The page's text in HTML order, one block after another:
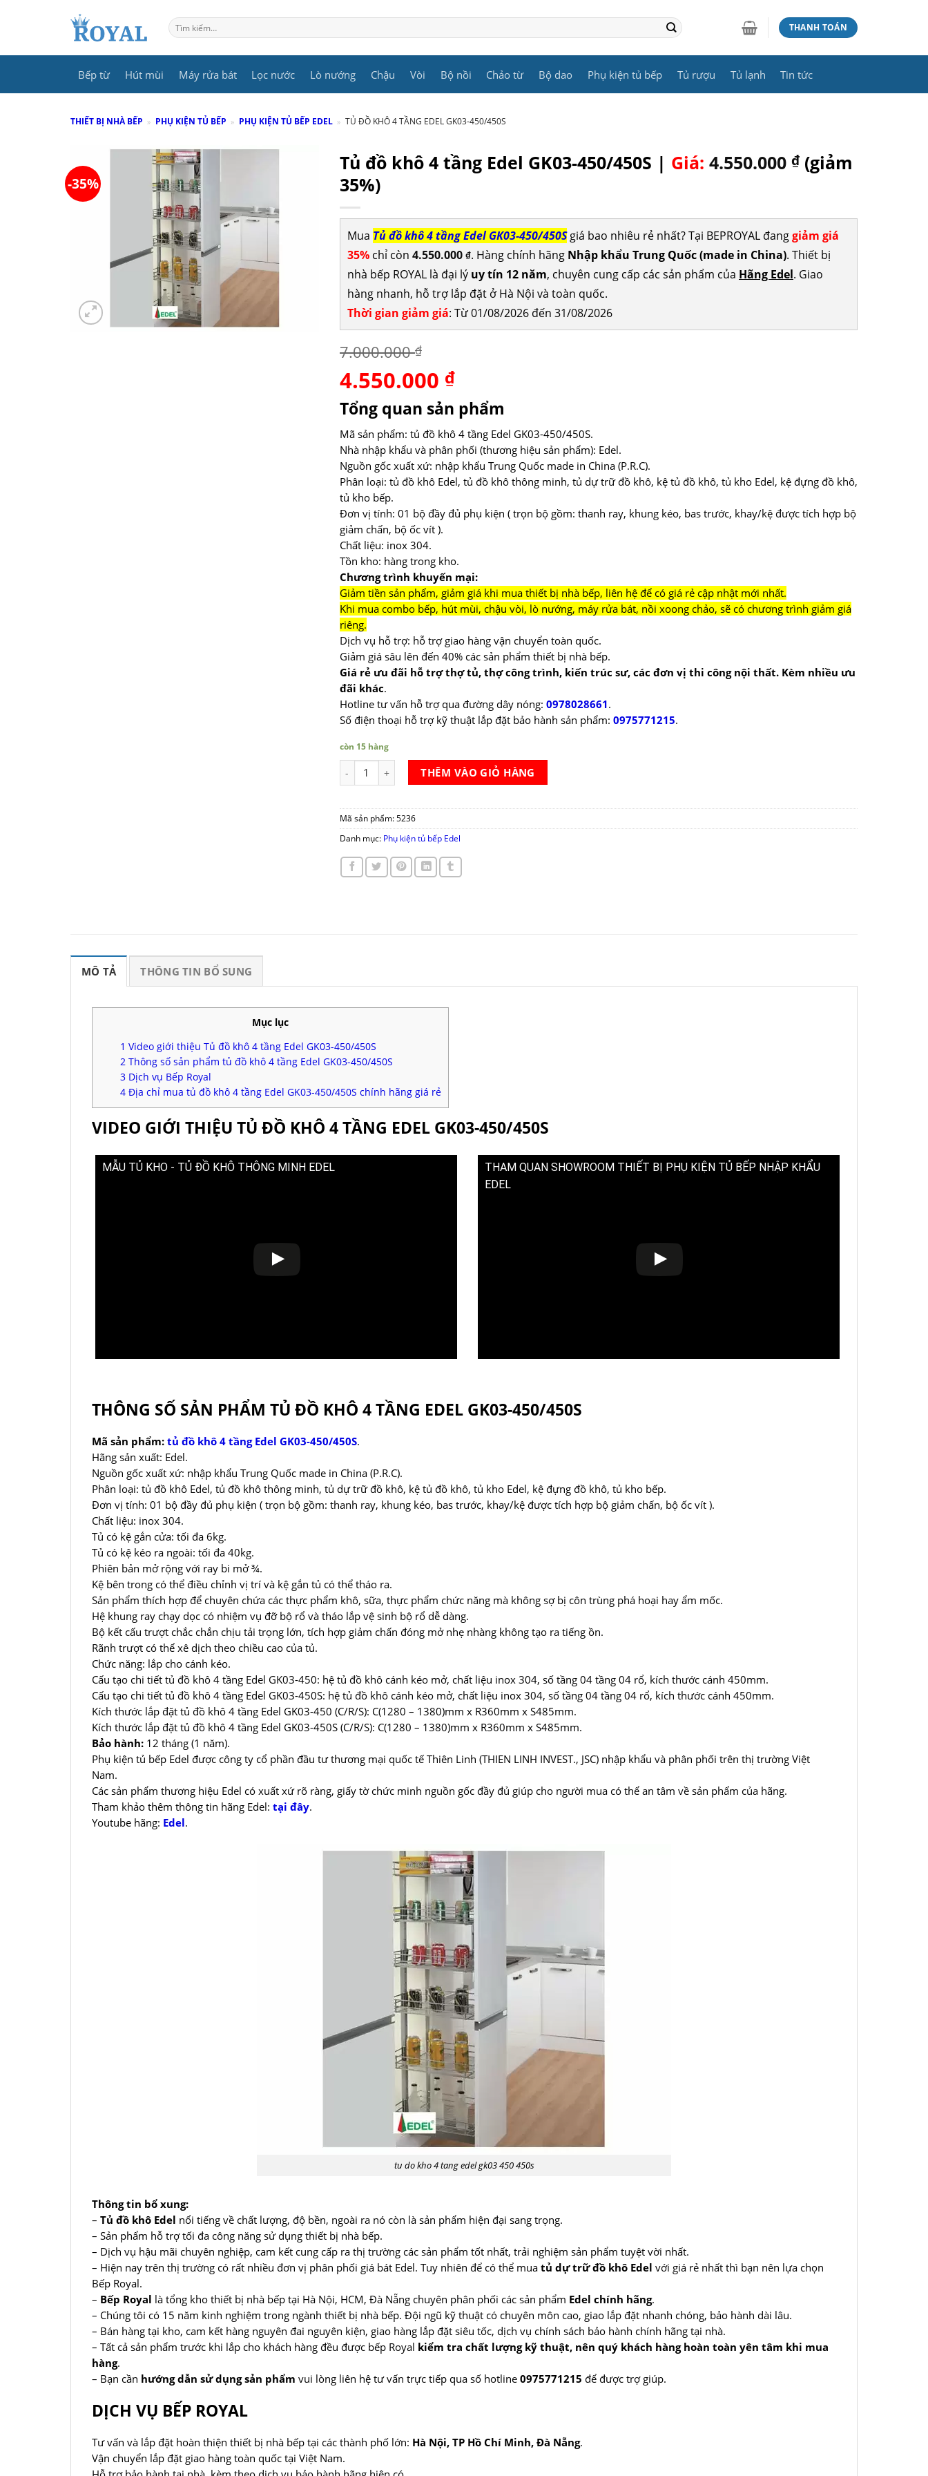
Tìm
kiếm:
THANH TOÁN
Bếp từ Hút mùi Máy rửa bát Lọc nước Lò nướng Chậu Vòi Bộ nồi Chảo từ Bộ dao Phụ kiện tủ bếp Tủ rượu Tủ lạnh Tin tức
THIẾT BỊ NHÀ BẾP » PHỤ KIỆN TỦ BẾP » PHỤ KIỆN TỦ BẾP EDEL » TỦ ĐỒ KHÔ 4 TẦNG EDEL GK03-450/450S
-35%
Tủ đồ khô 4 tầng Edel GK03-450/450S | Giá: 4.550.000 ₫(giảm
35%)
Mua Tủ đồ khô 4 tầng Edel GK03-450/450Sgiá bao nhiêu rẻ nhất? Tại BEPROYAL đanggiảm giá
35%chỉ còn 4.550.000 ₫. Hàng chính hãng Nhập khẩu Trung Quốc (made in China). Thiết bị
nhà bếp ROYAL là đại lý uy tín 12 năm, chuyên cung cấp các sản phẩm của Hãng Edel. Giao
hàng nhanh, hỗ trợ lắp đặt ở Hà Nội và toàn quốc.
Thời gian giảm giá: Từ 01/08/2026 đến 31/08/2026
7.000.000₫
Giá
gốc
là:
7.000.000 ₫.
4.550.000 ₫Giá
tại
là:
4.550.000 ₫.
Tổng quan sản phẩm
Mã sản phẩm: tủ đồ khô 4 tầng Edel GK03-450/450S.
Nhà nhập khẩu và phân phối (thương hiệu sản phẩm): Edel.
Nguồn gốc xuất xứ: nhập khẩu Trung Quốc made in China (P.R.C).
Phân loại: tủ đồ khô Edel, tủ đồ khô thông minh, tủ dự trữ đồ khô, kệ tủ đồ khô, tủ kho Edel, kệ đựng đồ khô,
tủ kho bếp.
Đơn vị tính: 01 bộ đầy đủ phụ kiện ( trọn bộ gồm: thanh ray, khung kéo, bas trước, khay/kệ được tích hợp bộ
giảm chấn, bộ ốc vít ).
Chất liệu: inox 304.
Tồn kho: hàng trong kho.
Chương trình khuyến mại:
Giảm tiền sản phẩm, giảm giá khi mua thiết bị nhà bếp, liên hệ để có giá rẻ cập nhật mới nhất.
Khi mua combo bếp, hút mùi, chậu vòi, lò nướng, máy rửa bát, nồi xoong chảo, sẽ có chương trình giảm giá
riêng.
Dịch vụ hỗ trợ: hỗ trợ giao hàng vận chuyển toàn quốc.
Giảm giá sâu lên đến 40% các sản phẩm thiết bị nhà bếp.
Giá rẻ ưu đãi hỗ trợ thợ tủ, thợ công trình, kiến trúc sư, các đơn vị thi công nội thất. Kèm nhiều ưu
đãi khác.
Hotline tư vấn hỗ trợ qua đường dây nóng: 0978028661.
Số điện thoại hỗ trợ kỹ thuật lắp đặt bảo hành sản phẩm: 0975771215.
còn 15 hàng
Tủ đồ khô 4 tầng Edel GK03-450/450S số lượng
THÊM VÀO GIỎ HÀNG
Mã sản phẩm: 5236
Danh mục: Phụ kiện tủ bếp Edel
MÔ TẢ THÔNG TIN BỔ SUNG
Mục lục
1 Video giới thiệu Tủ đồ khô 4 tầng Edel GK03-450/450S
2 Thông số sản phẩm tủ đồ khô 4 tầng Edel GK03-450/450S
3 Dịch vụ Bếp Royal
4 Địa chỉ mua tủ đồ khô 4 tầng Edel GK03-450/450S chính hãng giá rẻ
VIDEO GIỚI THIỆU TỦ ĐỒ KHÔ 4 TẦNG EDEL GK03-450/450S
MẪU TỦ KHO - TỦ ĐỒ KHÔ THÔNG MINH EDEL
THAM QUAN SHOWROOM THIẾT BỊ PHỤ KIỆN TỦ BẾP NHẬP KHẨU
EDEL
THÔNG SỐ SẢN PHẨM TỦ ĐỒ KHÔ 4 TẦNG EDEL GK03-450/450S
Mã sản phẩm: tủ đồ khô 4 tầng Edel GK03-450/450S.
Hãng sản xuất: Edel.
Nguồn gốc xuất xứ: nhập khẩu Trung Quốc made in China (P.R.C).
Phân loại: tủ đồ khô Edel, tủ đồ khô thông minh, tủ dự trữ đồ khô, kệ tủ đồ khô, tủ kho Edel, kệ đựng đồ khô, tủ kho bếp.
Đơn vị tính: 01 bộ đầy đủ phụ kiện ( trọn bộ gồm: thanh ray, khung kéo, bas trước, khay/kệ được tích hợp bộ giảm chấn, bộ ốc vít ).
Chất liệu: inox 304.
Tủ có kệ gắn cửa: tối đa 6kg.
Tủ có kệ kéo ra ngoài: tối đa 40kg.
Phiên bản mở rộng với ray bi mở ¾.
Kệ bên trong có thể điều chỉnh vị trí và kệ gắn tủ có thể tháo ra.
Sản phẩm thích hợp để chuyên chứa các thực phẩm khô, sữa, thực phẩm chức năng mà không sợ bị côn trùng phá hoại hay ẩm mốc.
Hệ khung ray chạy dọc có nhiệm vụ đỡ bộ rổ và tháo lắp vệ sinh bộ rổ dễ dàng.
Bộ kết cấu trượt chắc chắn chịu tải trọng lớn, tích hợp giảm chấn đóng mở nhẹ nhàng không tạo ra tiếng ồn.
Rãnh trượt có thể xê dịch theo chiều cao của tủ.
Chức năng: lắp cho cánh kéo.
Cấu tạo chi tiết tủ đồ khô 4 tầng Edel GK03-450: hệ tủ đồ khô cánh kéo mở, chất liệu inox 304, số tầng 04 tầng 04 rổ, kích thước cánh 450mm.
Cấu tạo chi tiết tủ đồ khô 4 tầng Edel GK03-450S: hệ tủ đồ khô cánh kéo mở, chất liệu inox 304, số tầng 04 tầng 04 rổ, kích thước cánh 450mm.
Kích thước lắp đặt tủ đồ khô 4 tầng Edel GK03-450 (C/R/S): C(1280 – 1380)mm x R360mm x S485mm.
Kích thước lắp đặt tủ đồ khô 4 tầng Edel GK03-450S (C/R/S): C(1280 – 1380)mm x R360mm x S485mm.
Bảo hành: 12 tháng (1 năm).
Phụ kiện tủ bếp Edel được công ty cổ phần đầu tư thương mại quốc tế Thiên Linh (THIEN LINH INVEST., JSC) nhập khẩu và phân phối trên thị trường Việt
Nam.
Các sản phẩm thương hiệu Edel có xuất xứ rõ ràng, giấy tờ chức minh nguồn gốc đầy đủ giúp cho người mua có thể an tâm về sản phẩm của hãng.
Tham khảo thêm thông tin hãng Edel: tại đây.
Youtube hãng: Edel.
tu do kho 4 tang edel gk03 450 450s
Thông tin bổ xung:
– Tủ đồ khô Edel nổi tiếng về chất lượng, độ bền, ngoài ra nó còn là sản phẩm hiện đại sang trọng.
– Sản phẩm hỗ trợ tối đa công năng sử dụng thiết bị nhà bếp.
– Dịch vụ hậu mãi chuyên nghiệp, cam kết cung cấp ra thị trường các sản phẩm tốt nhất, trải nghiệm sản phẩm tuyệt vời nhất.
– Hiện nay trên thị trường có rất nhiều đơn vị phân phối giá bát Edel. Tuy nhiên để có thể mua tủ dự trữ đồ khô Edel với giá rẻ nhất thì bạn nên lựa chọn
Bếp Royal.
– Bếp Royal là tổng kho thiết bị nhà bếp tại Hà Nội, HCM, Đà Nẵng chuyên phân phối các sản phẩm Edel chính hãng.
– Chúng tôi có 15 năm kinh nghiệm trong ngành thiết bị nhà bếp. Đội ngũ kỹ thuật có chuyên môn cao, giao lắp đặt nhanh chóng, bảo hành dài lâu.
– Bán hàng tại kho, cam kết hàng nguyên đai nguyên kiện, giao hàng lắp đặt siêu tốc, dịch vụ chính sách bảo hành chính hãng tại nhà.
– Tất cả sản phẩm trước khi lắp cho khách hàng đều được bếp Royal kiểm tra chất lượng kỹ thuật, nên quý khách hàng hoàn toàn yên tâm khi mua
hàng.
– Bạn cần hướng dẫn sử dụng sản phẩm vui lòng liên hệ tư vấn trực tiếp qua số hotline 0975771215 để được trợ giúp.
DỊCH VỤ BẾP ROYAL
Tư vấn và lắp đặt hoàn thiện thiết bị nhà bếp tại các thành phố lớn: Hà Nội, TP Hồ Chí Minh, Đà Nẵng.
Vận chuyển lắp đặt giao hàng toàn quốc tại Việt Nam.